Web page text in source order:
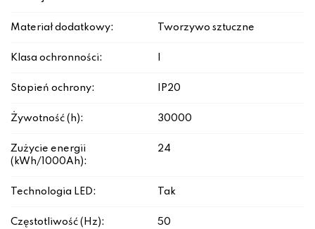
Materiał dodatkowy: Tworzywo sztuczne
Klasa ochronności:
Stopień ochrony: IP20
Żywotność (h): 30000
Zużycie energii
(kWh/1000Ah):
24
Technologia LED: Tak
Częstotliwość (Hz): 50